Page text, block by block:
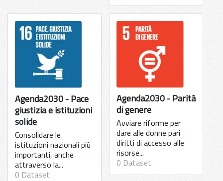
Agenda2030 - Pace
giustizia e istituzioni
solide
Consolidare le
istituzioni nazionali più
importanti, anche
attraverso la...
0 Dataset
Agenda2030 - Parità
di genere
Avviare riforme per
dare alle donne pari
diritti di accesso alle
risorse...
0 Dataset